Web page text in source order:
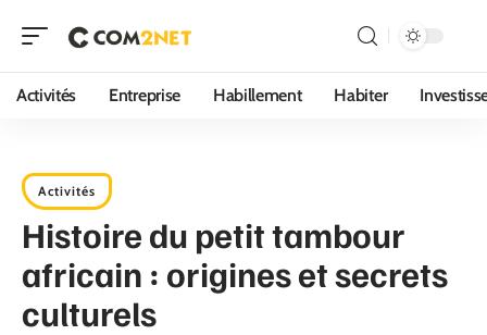
Activités Entreprise Habillement Habiter
Activités
Histoire du petit tambour
africain : origines et secrets
culturels